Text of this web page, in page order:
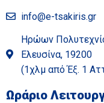
info@e-tsakiris.gr
Ηρώων
Ελευσίνα, 19200
(1χλμ από Έξ. 1
Ωράριο